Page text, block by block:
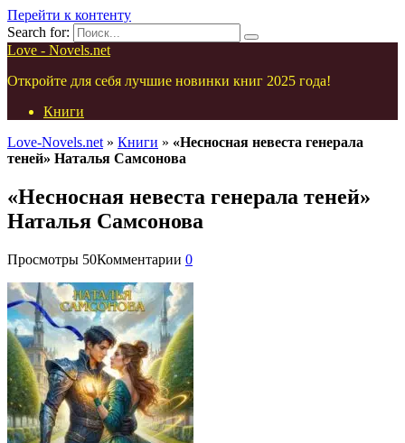
Перейти к контенту
Search for:
Love - Novels.net
Откройте для себя лучшие новинки книг 2025 года!
Книги
Love-Novels.net » Книги » «Несносная невеста генерала
теней» Наталья Самсонова
«Несносная невеста генерала теней»
Наталья Самсонова
Просмотры 50Комментарии 0